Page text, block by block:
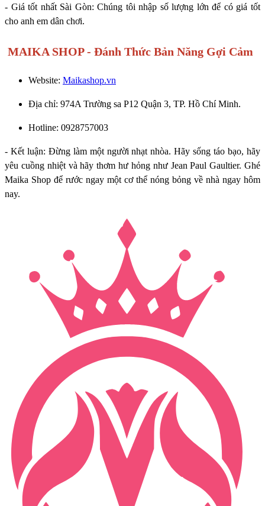
- Giá tốt nhất Sài Gòn: Chúng tôi nhập số lượng lớn để có giá tốt
cho anh em dân chơi.
MAIKA SHOP - Đánh Thức Bản Năng Gợi Cảm
Website: Maikashop.vn
Địa chỉ: 974A Trường sa P12 Quận 3, TP. Hồ Chí Minh.
Hotline: 0928757003
- Kết luận: Đừng làm một người nhạt nhòa. Hãy sống táo bạo, hãy
yêu cuồng nhiệt và hãy thơm hư hỏng như Jean Paul Gaultier. Ghé
Maika Shop để rước ngay một cơ thể nóng bỏng về nhà ngay hôm
nay.